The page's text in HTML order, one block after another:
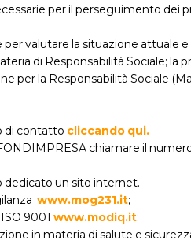
per il perseguimento dei
valutare la situazione attuale
di Responsabilità Sociale; la
per la Responsabilità Sociale
di contatto cliccando qui.
chiamare il
dedicato un sito internet.
www.mog231.it;
9001 www.modiq.it;
in materia di salute e